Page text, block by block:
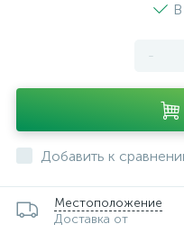
-
Добавить к
Местоположение
Доставка от